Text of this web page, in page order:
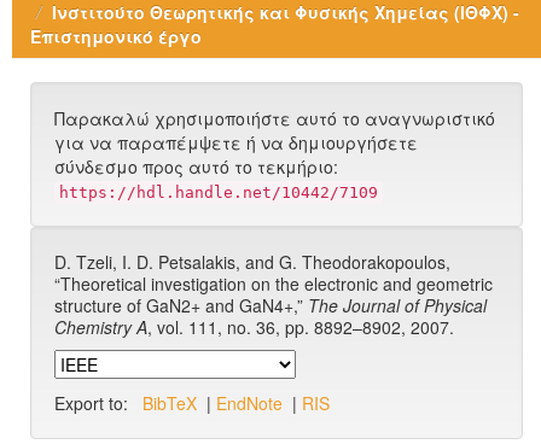
Ινστιτούτο Θεωρητικής και Φυσικής Χημείας (ΙΘΦΧ) -
Επιστημονικό έργο
Παρακαλώ χρησιμοποιήστε αυτό το αναγνωριστικό
για να παραπέμψετε ή να δημιουργήσετε
σύνδεσμο προς αυτό το τεκμήριο:
https://hdl.handle.net/10442/7109
D. Tzeli, I. D. Petsalakis, and G. Theodorakopoulos,
“Theoretical investigation on the electronic and geometric
structure of GaN2+ and GaN4+,” The Journal of Physical
Chemistry A, vol. 111, no. 36, pp. 8892–8902, 2007.
Export to: BibTeX | EndNote | RIS